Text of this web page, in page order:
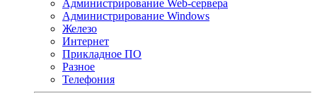
Администрирование Web-сервера
Администрирование Windows
Железо
Интернет
Прикладное ПО
Разное
Телефония